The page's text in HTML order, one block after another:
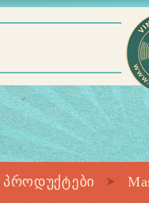
პროდუქტები